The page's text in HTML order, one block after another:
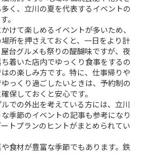
く、立川の夏を代表するイベントの
。
けて楽しめるイベントが多いため、
所を押さえておくと、一日をより計
台グルメも祭りの醍醐味ですが、夜
着いた店内でゆっくり食事をするの
の楽しみ方です。特に、仕事帰りや
っくり過ごしたいときは、予約制の
保しておくと安心です。
での外出を考えている方には、 立川
季節のイベントの記事も参考になり
トプランのヒントがまとめられてい
食材が豊富な季節でもあります。鉄